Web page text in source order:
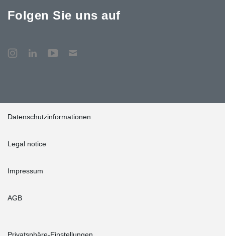
Folgen Sie uns auf
Datenschutzinformationen
Legal notice
Impressum
AGB